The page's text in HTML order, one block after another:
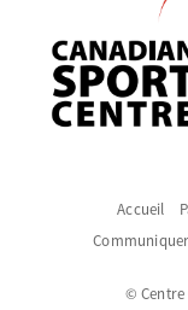
Accueil
© Centre